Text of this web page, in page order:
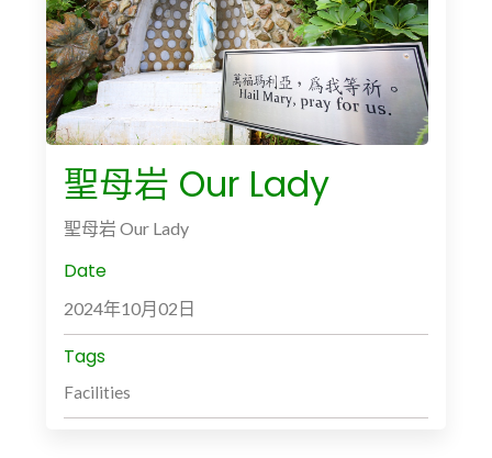
聖母岩 Our Lady
聖母岩 Our Lady
Date
2024年10月02日
Tags
Facilities